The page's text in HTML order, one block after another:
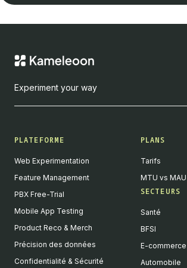
Experiment your way
PLATEFORME
Web Experimentation
Feature Management
PBX Free-Trial
Mobile App Testing
Product Reco & Merch
Précision des données
Confidentialité & Sécurité
PLANS
Tarifs
MTU vs MAU
SECTEURS
Santé
BFSI
E-commerce
Automobile